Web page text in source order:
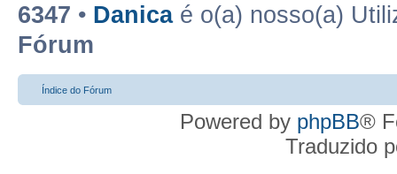
6347 • Danicaé o(a) nosso(a)
Fórum
Índice do Fórum
Powered by phpBB®
Traduzido